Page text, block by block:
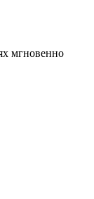
мгновенно